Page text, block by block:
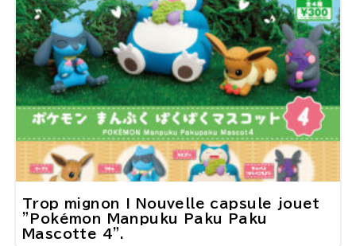
Trop mignon ! Nouvelle capsule jouet
"Pokémon Manpuku Paku Paku
Mascotte 4".